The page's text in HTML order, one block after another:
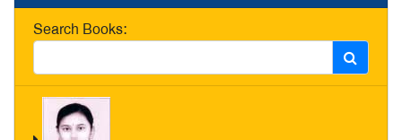
Search Books: